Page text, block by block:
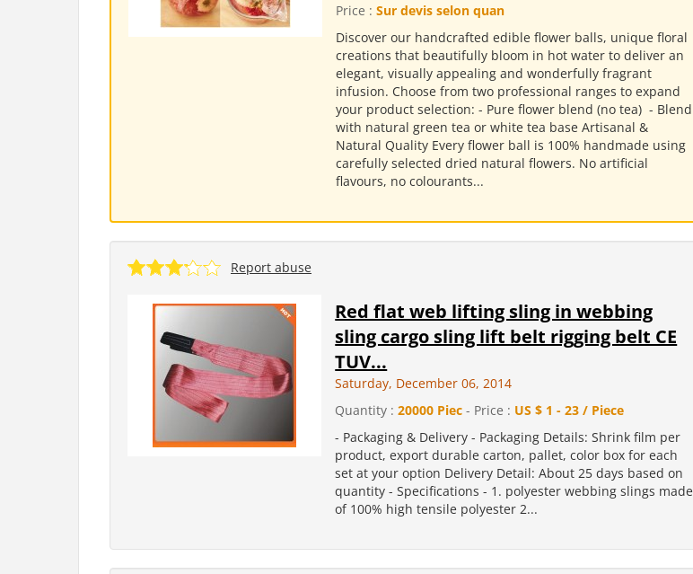
Price : Sur devis selon quan
Discover our handcrafted edible flower balls, unique floral
creations that beautifully bloom in hot water to deliver an
elegant, visually appealing and wonderfully fragrant
infusion. Choose from two professional ranges to expand
your product selection: - Pure flower blend (no tea) ​ - Blend
with natural green tea or white tea base Artisanal &
Natural Quality Every flower ball is 100% handmade using
carefully selected dried natural flowers. No artificial
flavours, no colourants...
Report abuse
Red flat web lifting sling in webbing
sling cargo sling lift belt rigging belt CE
TUV...
Saturday, December 06, 2014
Quantity :20000 Piec - Price : US $ 1 - 23 / Piece
- Packaging & Delivery - Packaging Details: Shrink film per
product, export durable carton, pallet, color box for each
set at your option Delivery Detail: About 25 days based on
quantity - Specifications - 1. polyester webbing slings made
of 100% high tensile polyester 2...